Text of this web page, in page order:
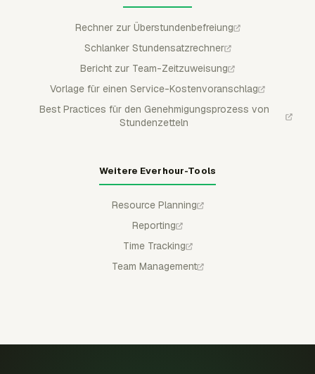
Rechner zur Überstundenbefreiung
Schlanker Stundensatzrechner
Bericht zur Team-Zeitzuweisung
Vorlage für einen Service-Kostenvoranschlag
Best Practices für den Genehmigungsprozess von
Stundenzetteln
Weitere Everhour-Tools
Resource Planning
Reporting
Time Tracking
Team Management